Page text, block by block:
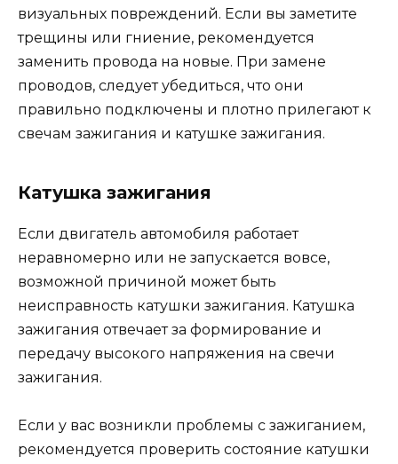
визуальных повреждений. Если вы заметите
трещины или гниение, рекомендуется
заменить провода на новые. При замене
проводов, следует убедиться, что они
правильно подключены и плотно прилегают к
свечам зажигания и катушке зажигания.
Катушка зажигания
Если двигатель автомобиля работает
неравномерно или не запускается вовсе,
возможной причиной может быть
неисправность катушки зажигания. Катушка
зажигания отвечает за формирование и
передачу высокого напряжения на свечи
зажигания.
Если у вас возникли проблемы с зажиганием,
рекомендуется проверить состояние катушки